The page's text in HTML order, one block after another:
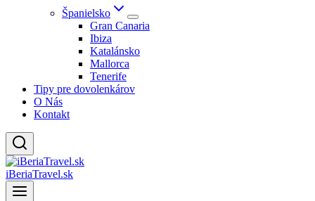
Španielsko
Gran Canaria
Ibiza
Katalánsko
Mallorca
Tenerife
Tipy pre dovolenkárov
O Nás
Kontakt
iBeriaTravel.sk